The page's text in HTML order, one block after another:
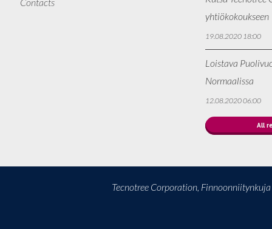
yhtiökokoukseen
19.08.2020 18:00
Loistava
Normaalissa
12.08.2020 06:00
All
Tecnotree Corporation,